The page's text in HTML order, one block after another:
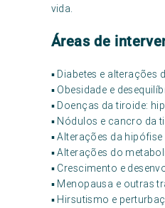
vida.
Áreas de
▪ Diabetes e
▪ Obesidade e
▪ Doenças da tiroide:
▪ Nódulos e cancro da
▪ Alterações da
▪ Alterações do
▪ Crescimento e
▪ Menopausa e outras
▪ Hirsutismo e